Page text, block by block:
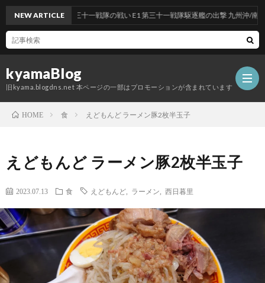
kyamaBlog
旧kyama.blogdns.net 本ページの一部はプロモーションが含まれています
NEW ARTICLE
：反撃！第三十一戦隊の戦い E1 第三十一戦隊駆逐艦の出撃 九州沖/南西諸島沖
HOME 食 えどもんど ラーメン豚2枚半玉子
えどもんど ラーメン豚2枚半玉子
2023.07.13 食 えどもんど ラーメン 西日暮里